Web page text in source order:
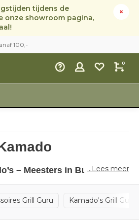
tijdens de
onze showroom pagina,
100,-
0
– Meesters in Buiten
Cooking
draait alles om buiten koken
perfectie — en deGrill Guru
...Lees meer
Grill Guru Kamado's Grill Guru